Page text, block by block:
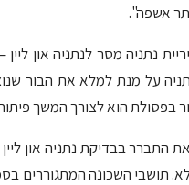
אשפה".
על מנת למלא את הבור
בפסולת הוא לצורך המשך
תושבי השכונה המתגוררים